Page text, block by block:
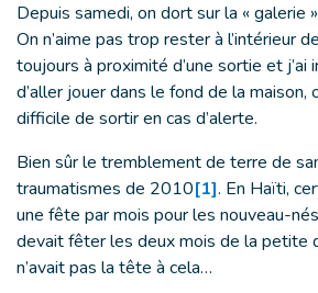
Depuis samedi, on dort sur la « galerie
On n’aime pas trop rester à l’intérieur
toujours à proximité d’une sortie et j’ai
d’aller jouer dans le fond de la maison,
difficile de sortir en cas d’alerte.
Bien sûr le tremblement de terre de
traumatismes de 2010[1]. En Haïti,
une fête par mois pour les nouveau-
devait fêter les deux mois de la petite
n’avait pas la tête à cela…